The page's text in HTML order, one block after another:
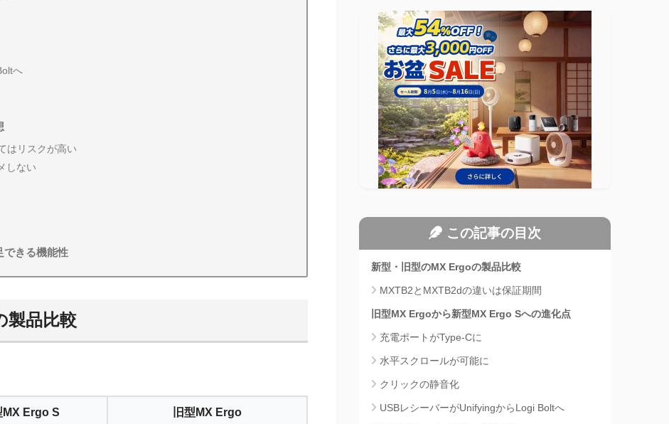
へ
はリスクが高い
しない
できる機能性
製品比較
MX Ergo S 旧型MX Ergo
この記事の目次
新型・旧型のMX Ergoの製品比較
MXTB2とMXTB2dの違いは保証期間
旧型MX Ergoから新型MX Ergo Sへの進化点
充電ポートがType-Cに
水平スクロールが可能に
クリックの静音化
USBレシーバーがUnifyingからLogi Boltへ